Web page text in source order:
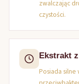
zwalczając
czystości.
Ekstrakt
Posiada silne